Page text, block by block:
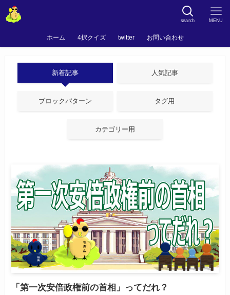
search MENU
ホーム 4択クイズ twitter お問い合わせ
新着記事 人気記事
ブロックパターン タグ用
カテゴリー用
「第一次安倍政権前の首相」ってだれ？